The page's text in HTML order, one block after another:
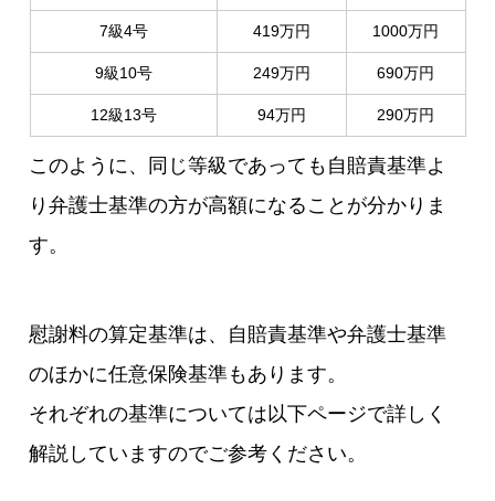
7級4号 419万円 1000万円
9級10号 249万円 690万円
12級13号 94万円 290万円
このように、同じ等級であっても自賠責基準よ
り弁護士基準の方が高額になることが分かりま
す。
慰謝料の算定基準は、自賠責基準や弁護士基準
のほかに任意保険基準もあります。
それぞれの基準については以下ページで詳しく
解説していますのでご参考ください。